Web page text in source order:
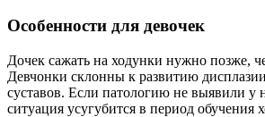
Особенности для девочек
Дочек сажать на ходунки нужно позже,
Девчонки склонны к развитию
суставов. Если патологию не выявили у
ситуация усугубится в период обучения